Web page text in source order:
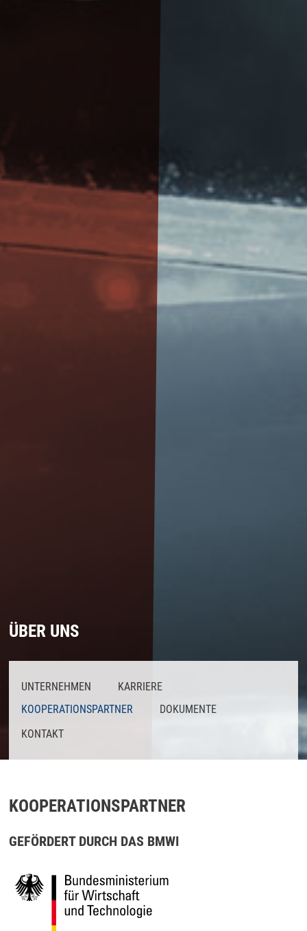
ÜBER UNS
UNTERNEHMEN
KARRIERE
KOOPERATIONSPARTNER
DOKUMENTE
KONTAKT
KOOPERATIONSPARTNER
GEFÖRDERT DURCH DAS BMWI